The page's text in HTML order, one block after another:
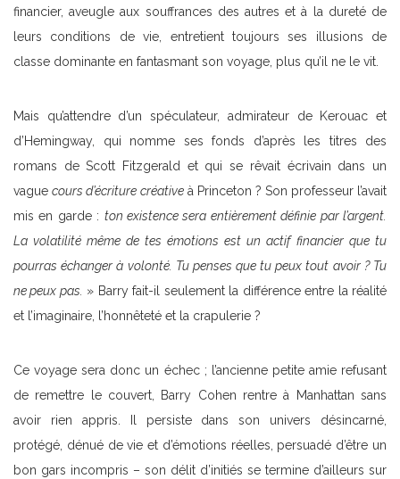
financier, aveugle aux souffrances des autres et à la dureté de
leurs conditions de vie, entretient toujours ses illusions de
classe dominante en fantasmant son voyage, plus qu’il ne le vit.
Mais qu’attendre d’un spéculateur, admirateur de Kerouac et
d’Hemingway, qui nomme ses fonds d’après les titres des
romans de Scott Fitzgerald et qui se rêvait écrivain dans un
vague cours d’écriture créative à Princeton ? Son professeur l’avait
mis en garde : ton existence sera entièrement définie par l’argent.
La volatilité même de tes émotions est un actif financier que tu
pourras échanger à volonté. Tu penses que tu peux tout avoir ? Tu
ne peux pas. » Barry fait-il seulement la différence entre la réalité
et l’imaginaire, l’honnêteté et la crapulerie ?
Ce voyage sera donc un échec ; l’ancienne petite amie refusant
de remettre le couvert, Barry Cohen rentre à Manhattan sans
avoir rien appris. Il persiste dans son univers désincarné,
protégé, dénué de vie et d’émotions réelles, persuadé d’être un
bon gars incompris – son délit d’initiés se termine d’ailleurs sur